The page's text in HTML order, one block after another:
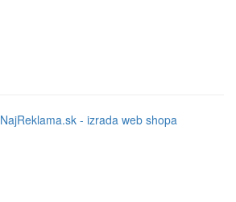
NajReklama.sk - izrada web shopa